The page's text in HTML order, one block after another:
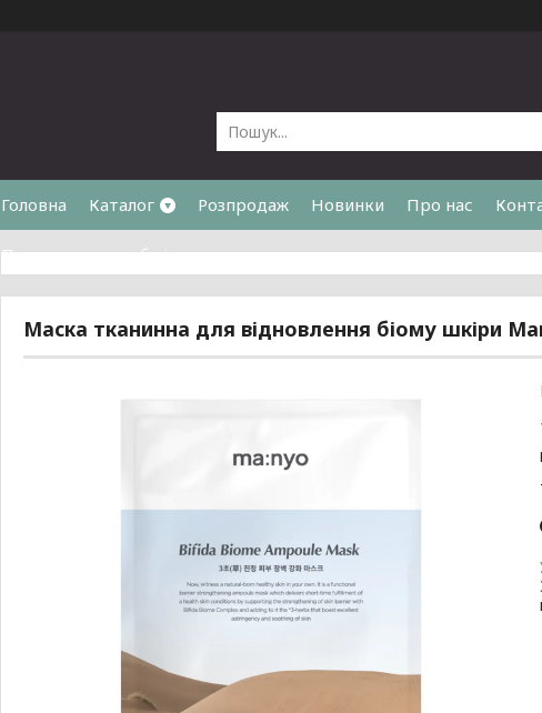
Головна Каталог Розпродаж Новинки Про нас
Повернення та обмін
Маска тканинна для відновлення біому шкіри